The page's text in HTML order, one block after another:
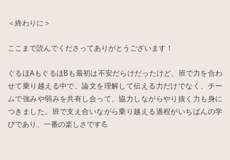
＜終わりに＞
ここまで読んでくださってありがとうございます！
ぐるほAもぐるほBも最初は不安だらけだったけど、班で力を合わ
せて乗り越える中で、論文を理解して伝える力だけでなく、チー
ムで強みや弱みを共有し合って、協力しながらやり抜く力も身に
つきました。班で支え合いながら乗り越える過程がいちばんの学
びであり、一番の楽しさです💪